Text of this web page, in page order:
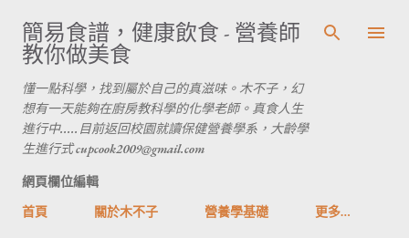
跳到主要內容
簡易食譜，健康飲食 - 營養師
教你做美食
懂一點科學，找到屬於自己的真滋味。木不子，幻
想有一天能夠在廚房教科學的化學老師。真食人生
進行中.....目前返回校園就讀保健營養學系，大齡學
生進行式 cupcook2009@gmail.com
網頁欄位編輯
首頁
關於木不子 營養學基礎 更多…